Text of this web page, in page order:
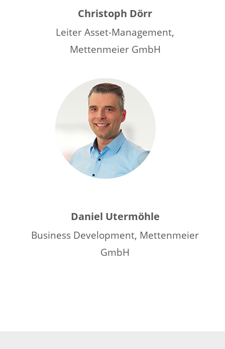
Christoph Dörr
Leiter Asset-Management,
Mettenmeier GmbH
Daniel Utermöhle
Business Development, Mettenmeier
GmbH